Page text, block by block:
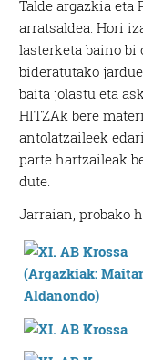
Talde argazkia
arratsaldea. Hori
lasterketa baino bi
bideratutako
baita jolastu eta
HITZAk bere
antolatzaileek
parte hartzaileak
dute.
Jarraian, probako